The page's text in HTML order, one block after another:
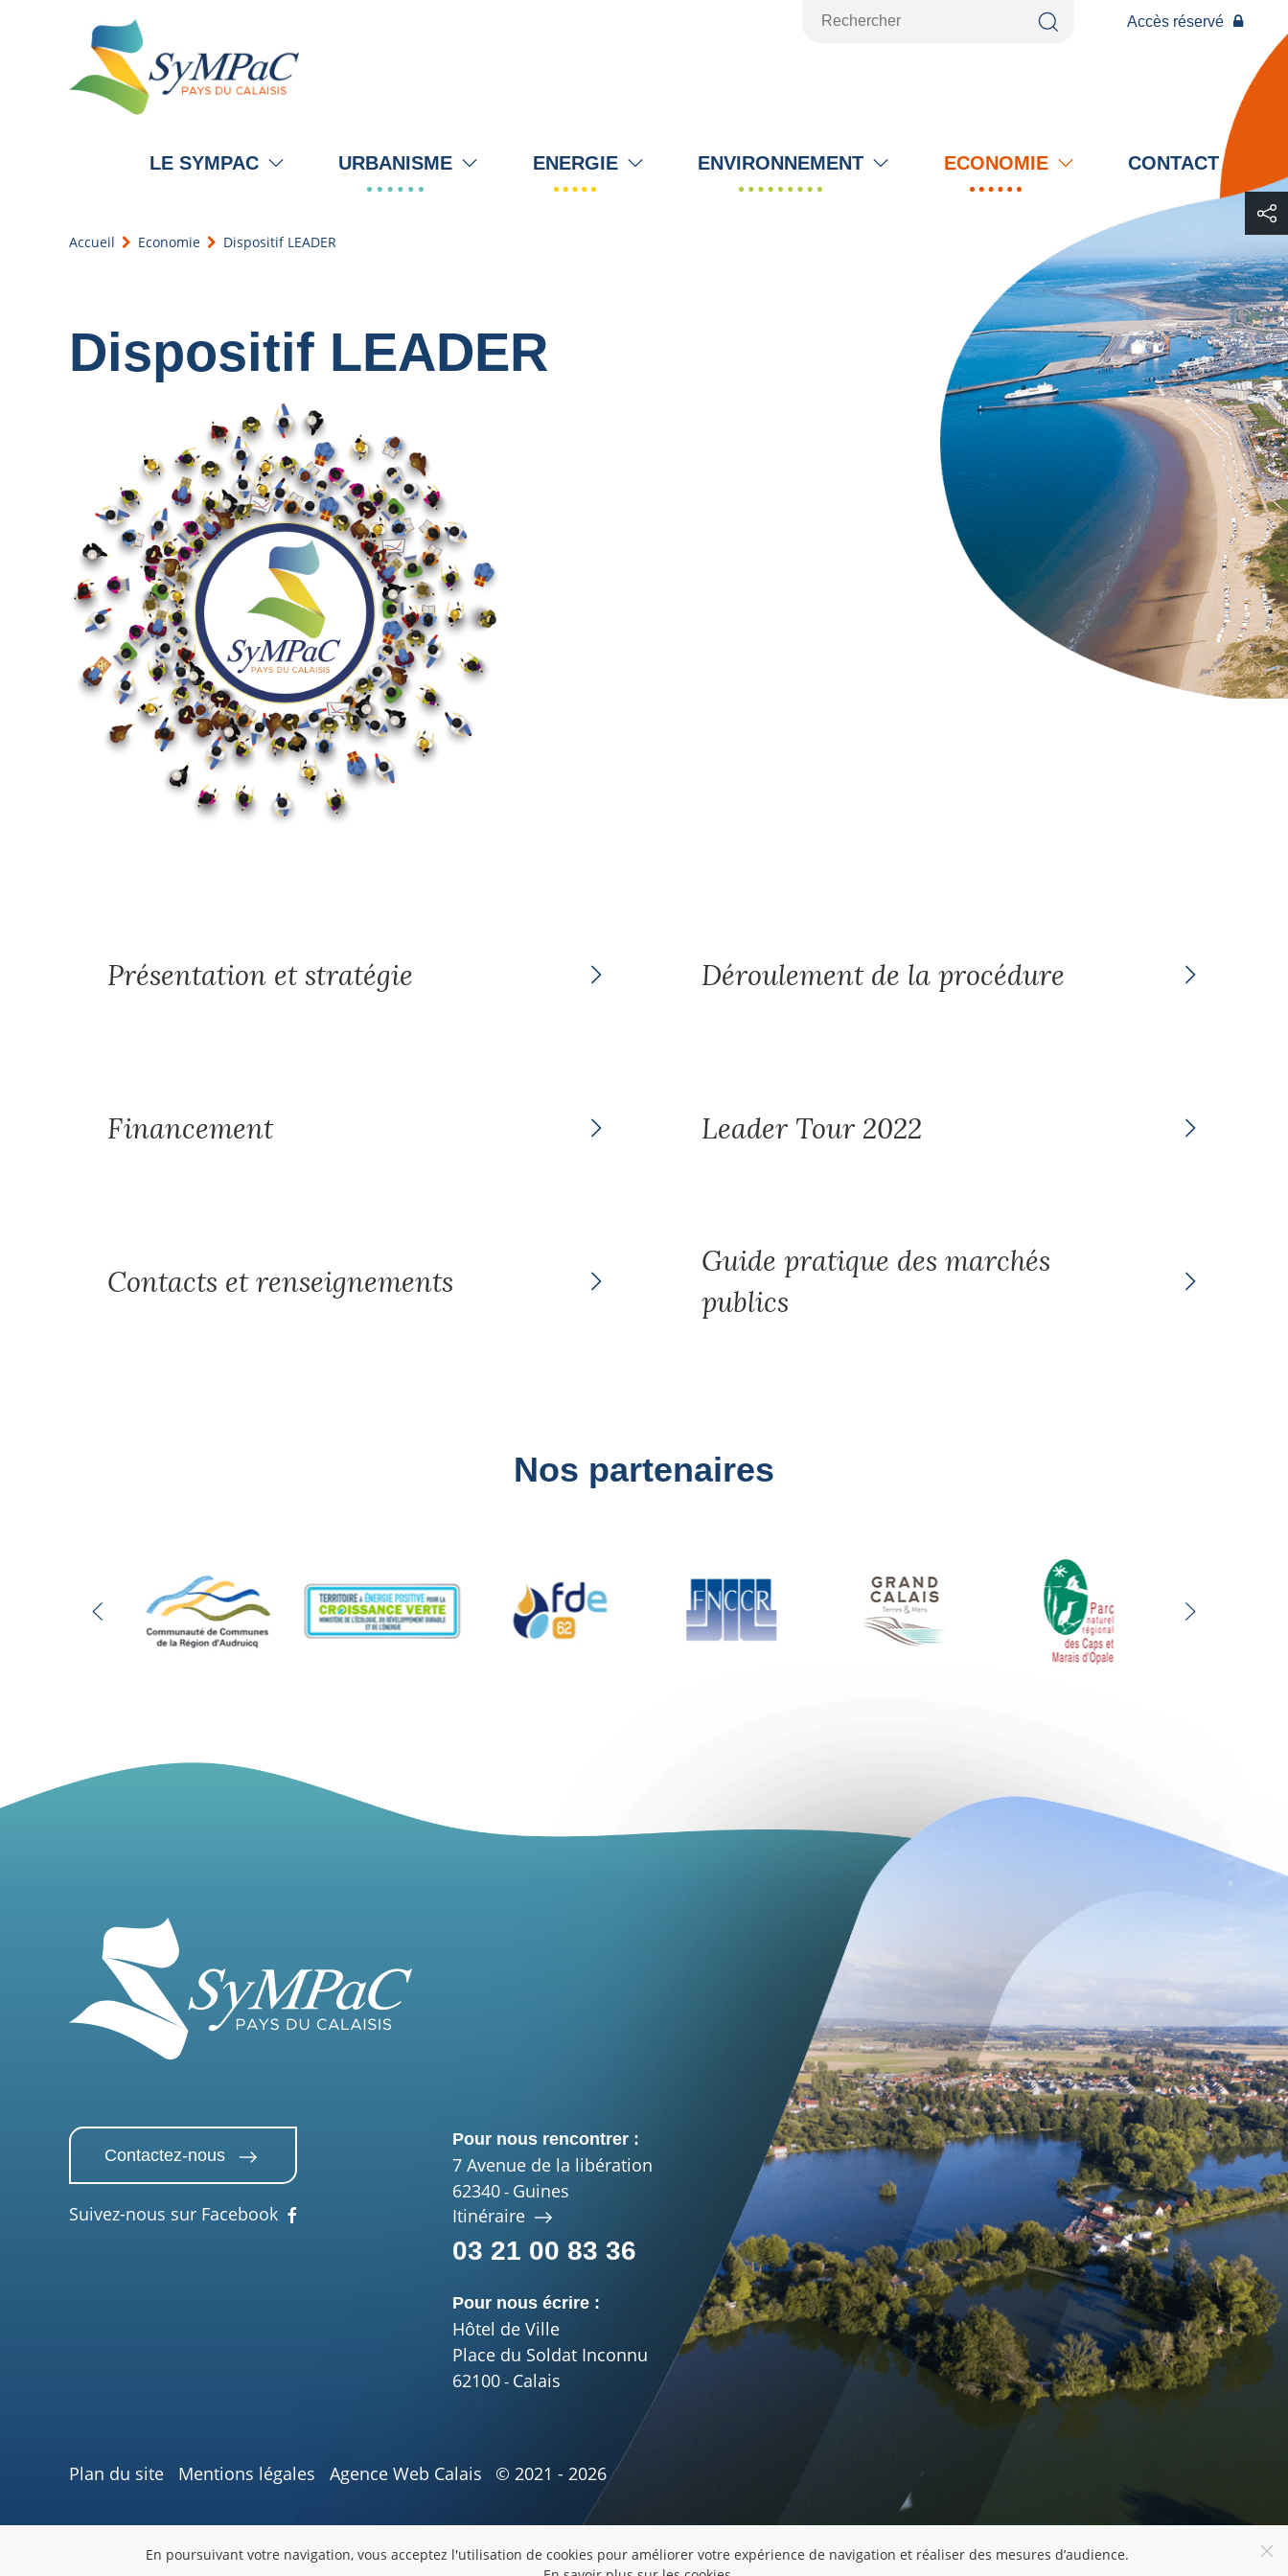
Accès réservé
LE SYMPAC URBANISME ENERGIE ENVIRONNEMENT ECONOMIE CONTACT
Accueil Economie Dispositif LEADER
Dispositif LEADER
Présentation et stratégie Déroulement de la procédure
Financement Leader Tour 2022
Contacts et renseignements
Guide pratique des marchés
publics
Nos partenaires
Contactez-nous
Suivez-nous sur Facebook
Pour nous rencontrer :
7 Avenue de la libération
62340- Guines
Itinéraire
03 21 00 83 36
Pour nous écrire :
Hôtel de Ville
Place du Soldat Inconnu
62100- Calais
Plan du site Mentions légales Agence Web Calais © 2021 - 2026
En poursuivant votre navigation, vous acceptez l'utilisation de cookies pour améliorer votre expérience de navigation et réaliser des mesures d’audience.